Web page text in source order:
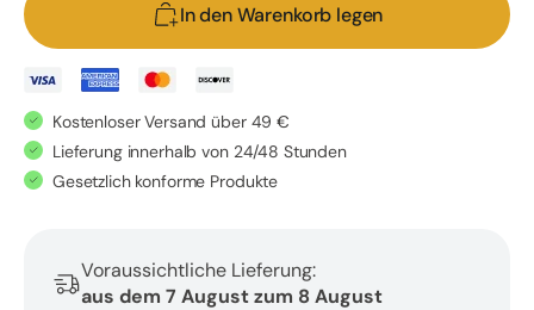
EU4CAT
-
Natürliches
Beruhigungsöl
für
Vitaminen
für
EU4CAT
-
Natürliches
Beruhigungsöl
für
an
Vitaminen
In den Warenkorb legen
Kostenloser Versand über 49 €
Lieferung innerhalb von 24/48 Stunden
Gesetzlich konforme Produkte
Voraussichtliche Lieferung:
aus dem 7 August zum 8 August